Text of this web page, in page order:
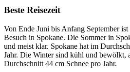
Beste Reisezeit
Von Ende Juni bis Anfang September
Besuch in Spokane. Die Sommer in
und meist klar. Spokane hat im
Jahr. Die Winter sind kühl und bewölkt,
Durchschnitt 44 cm Schnee pro Jahr.